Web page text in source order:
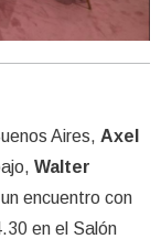
Aires, Axel
Walter
encuentro con
en el Salón